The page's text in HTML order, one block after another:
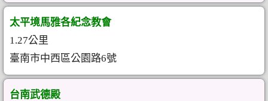
太平境馬雅各紀念教會
1.27公里
臺南市中西區公園路6號
台南武德殿